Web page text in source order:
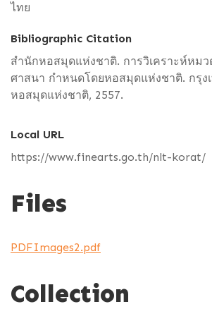
ไทย
Bibliographic Citation
สำนักหอสมุดแห่งชาติ. การวิเคราะห์หม
ศาสนา กำหนดโดยหอสมุดแห่งชาติ. กรุง
หอสมุดแห่งชาติ, 2557.
Local URL
https://www.finearts.go.th/nlt-korat/
Files
PDFImages2.pdf
Collection